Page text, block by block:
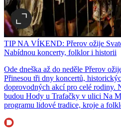
TIP NA VÍKEND: Přerov ožije
Nabídnou koncerty, folklor i historii
Ode dneška až do neděle Přerov
Přinesou tři dny koncertů,
doprovodných akcí pro celé rodiny.
budou Hody u Trafačky v ulici Na
programu lidové tradice, kroje a